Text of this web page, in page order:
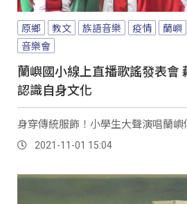
原鄉 教文 族語音樂 疫情 蘭嶼
音樂會
蘭嶼國小線上直播歌謠發表會
認識自身文化
身穿傳統服飾！小學生大聲演唱蘭嶼
2021-11-01 15:04